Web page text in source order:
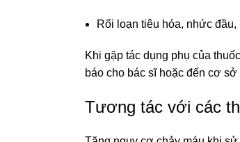
Rối loạn tiêu hóa, nhức
Khi gặp tác dụng phụ của
báo cho bác sĩ hoặc đến cơ
Tương tác với các